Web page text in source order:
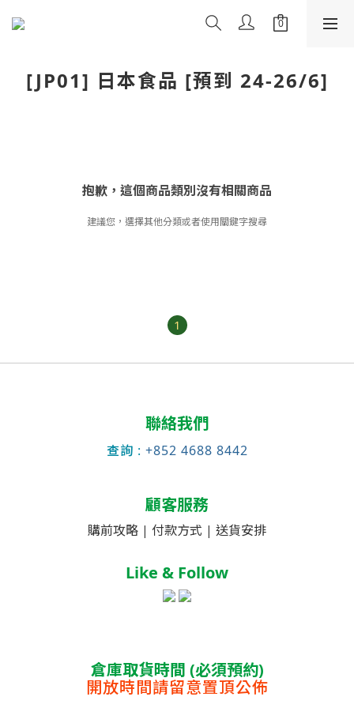
[JP01] 日本食品 [預到 24-26/6]
抱歉，這個商品類別沒有相關商品
建議您，選擇其他分類或者使用關鍵字搜尋
1
聯絡我們
查詢 : +852 4688 8442
顧客服務
購前攻略 | 付款方式 | 送貨安排
Like & Follow
倉庫取貨時間 (必須預約)
開放時間請留意置頂公佈